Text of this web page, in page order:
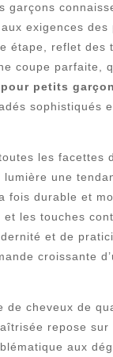
exigences
reflet
coupe parfaite,
petits
sophistiqués
les facettes
une
durable et
les touches
et de
croissante
cheveux de
repose
aux